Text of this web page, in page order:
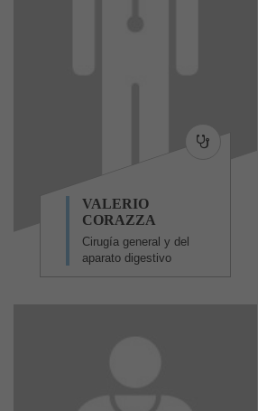
VALERIO
CORAZZA
Cirugía general y del
aparato digestivo